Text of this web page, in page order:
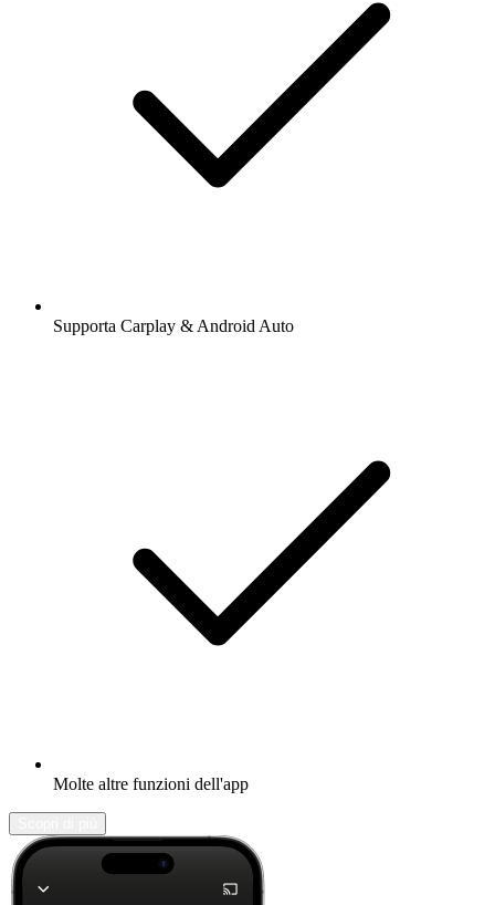
Supporta Carplay & Android Auto
Molte altre funzioni dell'app